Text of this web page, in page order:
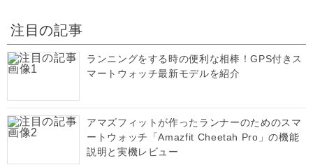
注目の記事
ランニングをする時の便利な相棒！GPS付きス
マートウォッチ最新モデルを紹介
アマズフィットが作ったランナーのためのスマ
ートウォッチ「Amazfit Cheetah Pro」の機能
説明と実機レビュー